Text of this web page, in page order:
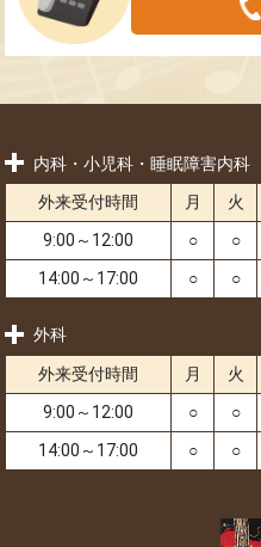
内科・小児科・睡眠障害内科
外来受付時間 月 火
9:00～12:00
○ ○
14:00～17:00
○ ○
外科
外来受付時間 月 火
9:00～12:00
○ ○
14:00～17:00
○ ○